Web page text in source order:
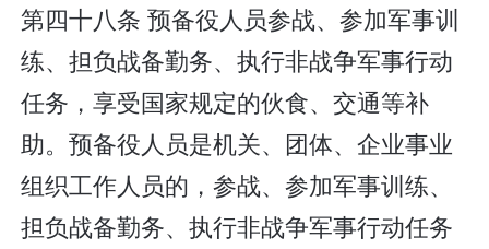
第四十八条 预备役人员参战、参加军事训
练、担负战备勤务、执行非战争军事行动
任务，享受国家规定的伙食、交通等补
助。预备役人员是机关、团体、企业事业
组织工作人员的，参战、参加军事训练、
担负战备勤务、执行非战争军事行动任务